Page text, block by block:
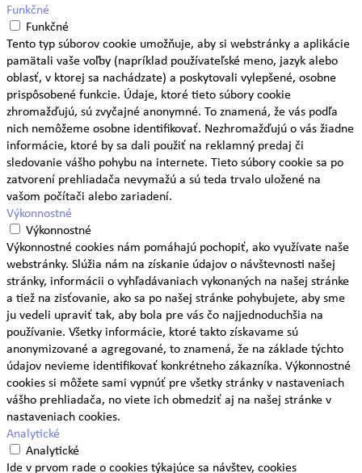
Funkčné
Funkčné
Tento typ súborov cookie umožňuje, aby si webstránky a aplikácie
pamätali vaše voľby (napríklad používateľské meno, jazyk alebo
oblasť, v ktorej sa nachádzate) a poskytovali vylepšené, osobne
prispôsobené funkcie. Údaje, ktoré tieto súbory cookie
zhromažďujú, sú zvyčajné anonymné. To znamená, že vás podľa
nich nemôžeme osobne identifikovať. Nezhromažďujú o vás žiadne
informácie, ktoré by sa dali použiť na reklamný predaj či
sledovanie vášho pohybu na internete. Tieto súbory cookie sa po
zatvorení prehliadača nevymažú a sú teda trvalo uložené na
vašom počítači alebo zariadení.
Výkonnostné
Výkonnostné
Výkonnostné cookies nám pomáhajú pochopiť, ako využívate naše
webstránky. Slúžia nám na získanie údajov o návštevnosti našej
stránky, informácii o vyhľadávaniach vykonaných na našej stránke
a tiež na zisťovanie, ako sa po našej stránke pohybujete, aby sme
ju vedeli upraviť tak, aby bola pre vás čo najjednoduchšia na
používanie. Všetky informácie, ktoré takto získavame sú
anonymizované a agregované, to znamená, že na základe týchto
údajov nevieme identifikovať konkrétneho zákazníka. Výkonnostné
cookies si môžete sami vypnúť pre všetky stránky v nastaveniach
vášho prehliadača, no viete ich obmedziť aj na našej stránke v
nastaveniach cookies.
Analytické
Analytické
Ide v prvom rade o cookies týkajúce sa návštev, cookies